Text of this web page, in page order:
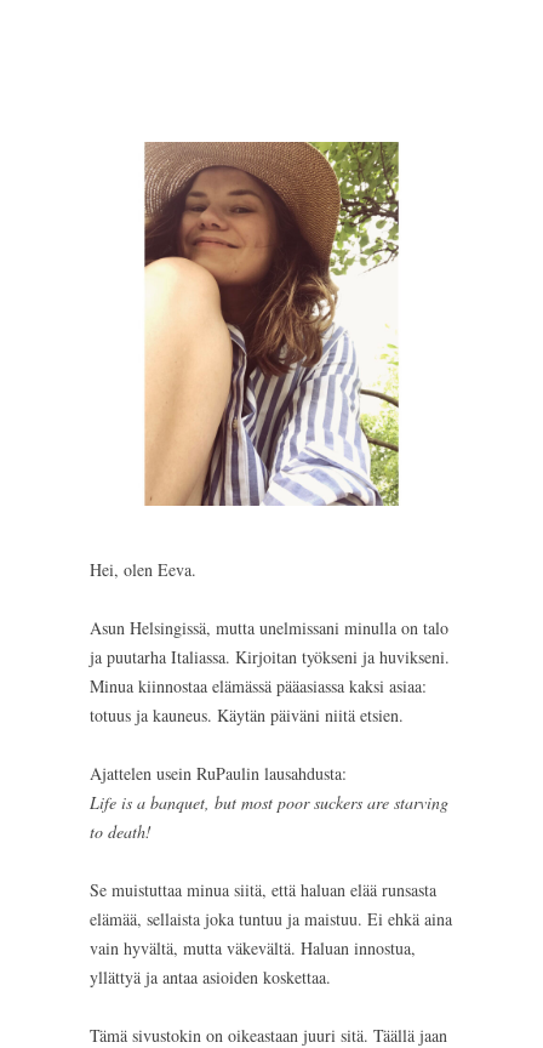
Hei, olen Eeva.
Asun Helsingissä, mutta unelmissani minulla on talo
ja puutarha Italiassa. Kirjoitan työkseni ja huvikseni.
Minua kiinnostaa elämässä pääasiassa kaksi asiaa:
totuus ja kauneus. Käytän päiväni niitä etsien.
Ajattelen usein RuPaulin lausahdusta:
Life is a banquet, but most poor suckers are starving
to death!
Se muistuttaa minua siitä, että haluan elää runsasta
elämää, sellaista joka tuntuu ja maistuu. Ei ehkä aina
vain hyvältä, mutta väkevältä. Haluan innostua,
yllättyä ja antaa asioiden koskettaa.
Tämä sivustokin on oikeastaan juuri sitä. Täällä jaan